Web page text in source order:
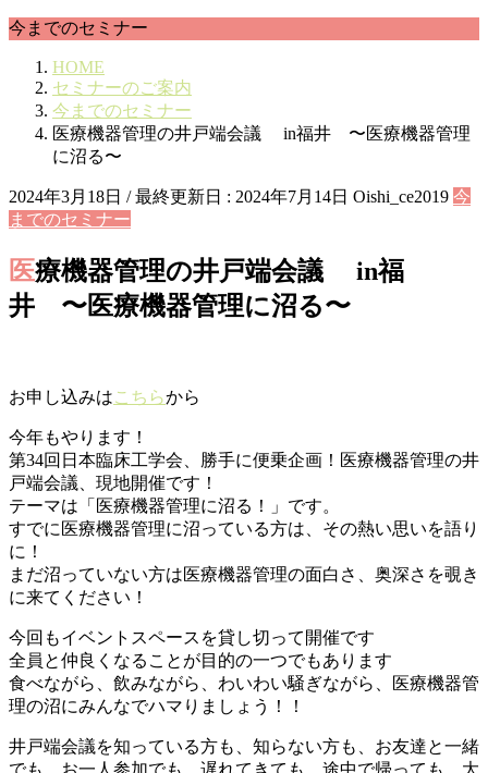
今までのセミナー
HOME
セミナーのご案内
今までのセミナー
医療機器管理の井戸端会議 in福井 〜医療機器管理
に沼る〜
2024年3月18日 / 最終更新日 : 2024年7月14日 Oishi_ce2019 今
までのセミナー
医療機器管理の井戸端会議 in福
井 〜医療機器管理に沼る〜
お申し込みはこちらから
今年もやります！
第34回日本臨床工学会、勝手に便乗企画！医療機器管理の井
戸端会議、現地開催です！
テーマは「医療機器管理に沼る！」です。
すでに医療機器管理に沼っている方は、その熱い思いを語り
に！
まだ沼っていない方は医療機器管理の面白さ、奥深さを覗き
に来てください！
今回もイベントスペースを貸し切って開催です
全員と仲良くなることが目的の一つでもあります
食べながら、飲みながら、わいわい騒ぎながら、医療機器管
理の沼にみんなでハマりましょう！！
井戸端会議を知っている方も、知らない方も、お友達と一緒
でも、お一人参加でも、遅れてきても、途中で帰っても、大